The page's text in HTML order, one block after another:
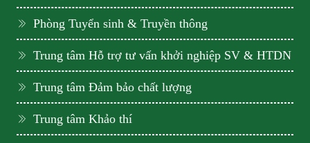
Phòng Tuyển sinh & Truyền thông
Trung tâm Hỗ trợ tư vấn khởi nghiệp SV & HTDN
Trung tâm Đảm bảo chất lượng
Trung tâm Khảo thí